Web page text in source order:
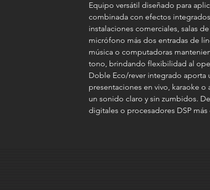
Equipo versátil diseñado para
combinada con efectos
instalaciones comerciales, salas
micrófono más dos entradas de
música o computadoras
tono, brindando flexibilidad al
Doble Eco/rever integrado aporta
presentaciones en vivo, karaoke
un sonido claro y sin zumbidos.
digitales o procesadores DSP